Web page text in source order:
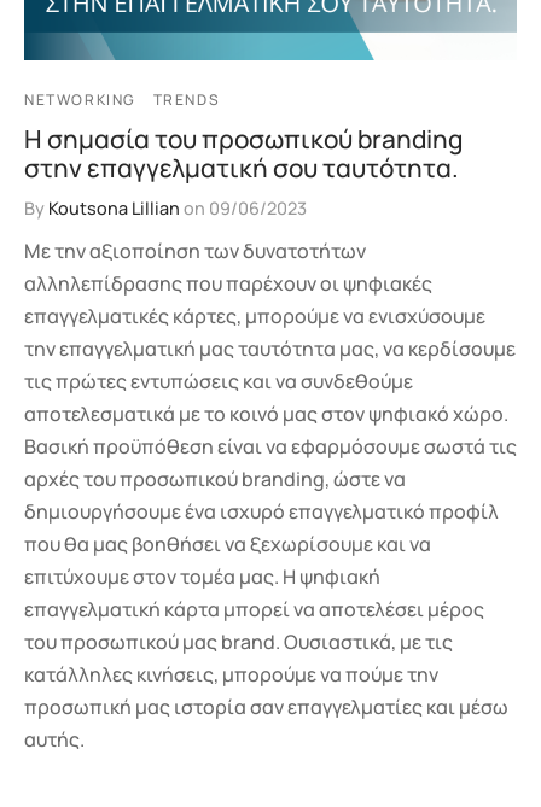
NETWORKING TRENDS
Η σημασία του προσωπικού branding
στην επαγγελματική σου ταυτότητα.
By Koutsona Lillian on 09/06/2023
Με την αξιοποίηση των δυνατοτήτων
αλληλεπίδρασης που παρέχουν οι ψηφιακές
επαγγελματικές κάρτες, μπορούμε να ενισχύσουμε
την επαγγελματική μας ταυτότητα μας, να κερδίσουμε
τις πρώτες εντυπώσεις και να συνδεθούμε
αποτελεσματικά με το κοινό μας στον ψηφιακό χώρο.
Βασική προϋπόθεση είναι να εφαρμόσουμε σωστά τις
αρχές του προσωπικού branding, ώστε να
δημιουργήσουμε ένα ισχυρό επαγγελματικό προφίλ
που θα μας βοηθήσει να ξεχωρίσουμε και να
επιτύχουμε στον τομέα μας. Η ψηφιακή
επαγγελματική κάρτα μπορεί να αποτελέσει μέρος
του προσωπικού μας brand. Ουσιαστικά, με τις
κατάλληλες κινήσεις, μπορούμε να πούμε την
προσωπική μας ιστορία σαν επαγγελματίες και μέσω
αυτής.